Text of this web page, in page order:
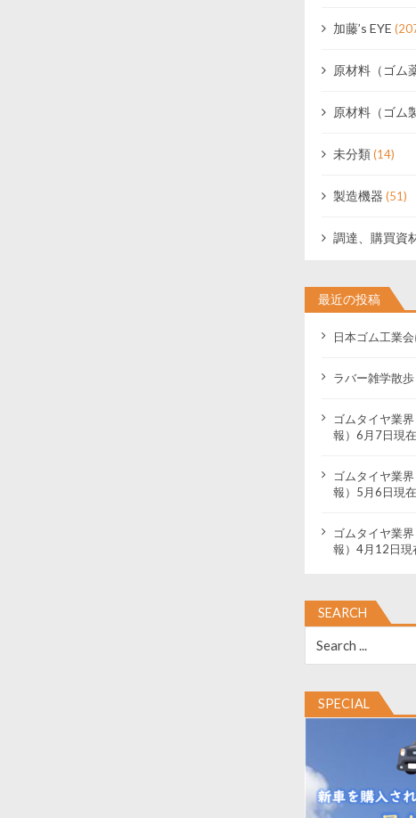
加藤’s EYE
原材料（ゴム
原材料（ゴム
未分類(14)
製造機器 (51)
調達、購買資
最近の投稿
日本ゴム工業
ラバー雑学散
ゴムタイヤ業
報）6月7日現在
ゴムタイヤ業
報）5月6日現在
ゴムタイヤ業
報）4月12日現
SEARCH
for:
SPECIAL